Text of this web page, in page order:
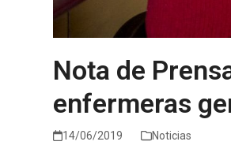
Nota de
enfermeras
14/06/2019 Noticias